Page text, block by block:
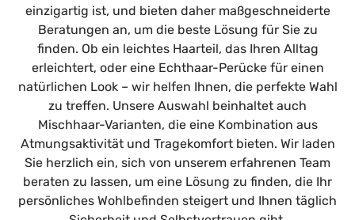
einzigartig ist, und bieten daher maßgeschneiderte
Beratungen an, um die beste Lösung für Sie zu
finden. Ob ein leichtes Haarteil, das Ihren Alltag
erleichtert, oder eine Echthaar-Perücke für einen
natürlichen Look – wir helfen Ihnen, die perfekte Wahl
zu treffen. Unsere Auswahl beinhaltet auch
Mischhaar-Varianten, die eine Kombination aus
Atmungsaktivität und Tragekomfort bieten. Wir laden
Sie herzlich ein, sich von unserem erfahrenen Team
beraten zu lassen, um eine Lösung zu finden, die Ihr
persönliches Wohlbefinden steigert und Ihnen täglich